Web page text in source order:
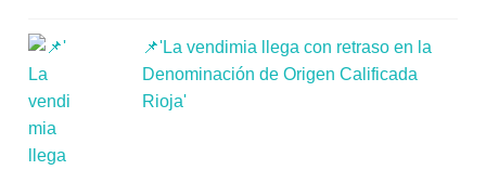
📌'La vendimia llega con retraso en la
Denominación de Origen Calificada
Rioja'